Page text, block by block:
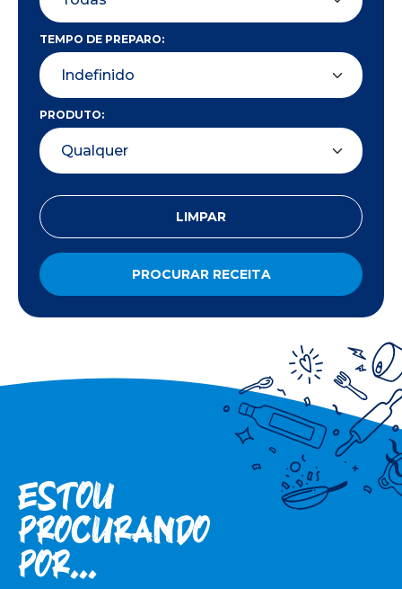
TEMPO DE PREPARO:
PRODUTO:
LIMPAR
PROCURAR RECEITA
Estou
procuran­do
por...